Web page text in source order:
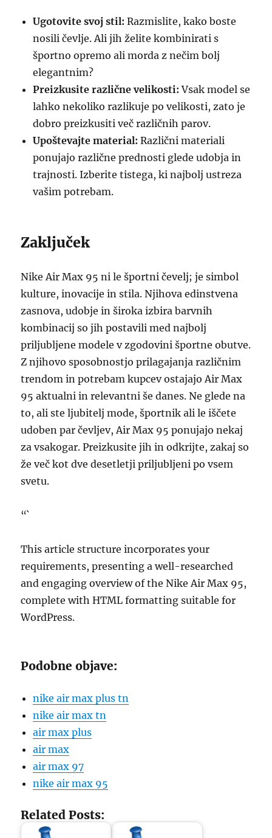
Ugotovite svoj stil: Razmislite, kako boste
nosili čevlje. Ali jih želite kombinirati s
športno opremo ali morda z nečim bolj
elegantnim?
Preizkusite različne velikosti: Vsak model se
lahko nekoliko razlikuje po velikosti, zato je
dobro preizkusiti več različnih parov.
Upoštevajte material: Različni materiali
ponujajo različne prednosti glede udobja in
trajnosti. Izberite tistega, ki najbolj ustreza
vašim potrebam.
Zaključek
Nike Air Max 95 ni le športni čevelj; je simbol
kulture, inovacije in stila. Njihova edinstvena
zasnova, udobje in široka izbira barvnih
kombinacij so jih postavili med najbolj
priljubljene modele v zgodovini športne obutve.
Z njihovo sposobnostjo prilagajanja različnim
trendom in potrebam kupcev ostajajo Air Max
95 aktualni in relevantni še danes. Ne glede na
to, ali ste ljubitelj mode, športnik ali le iščete
udoben par čevljev, Air Max 95 ponujajo nekaj
za vsakogar. Preizkusite jih in odkrijte, zakaj so
že več kot dve desetletji priljubljeni po vsem
svetu.
“`
This article structure incorporates your
requirements, presenting a well-researched
and engaging overview of the Nike Air Max 95,
complete with HTML formatting suitable for
WordPress.
Podobne objave:
nike air max plus tn
nike air max tn
air max plus
air max
air max 97
nike air max 95
Related Posts: